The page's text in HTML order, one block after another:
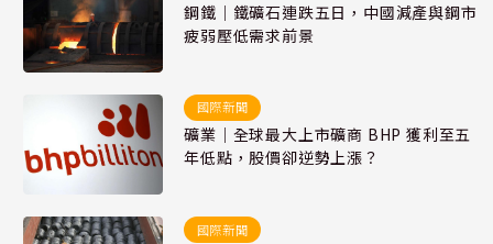
鋼鐵｜鐵礦石連跌五日，中國減產與鋼市
疲弱壓低需求前景
國際新聞
礦業｜全球最大上市礦商 BHP 獲利至五
年低點，股價卻逆勢上漲？
國際新聞